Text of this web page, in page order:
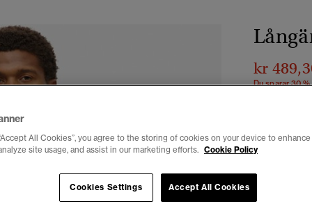
kr
Du sparar 30 %
Välj Storlek:
All Cookies”, you agree to the storing of cookies on your device to
site usage, and assist in our marketing efforts. Cookie Policy
Accept All Cookies
Cookies Settings